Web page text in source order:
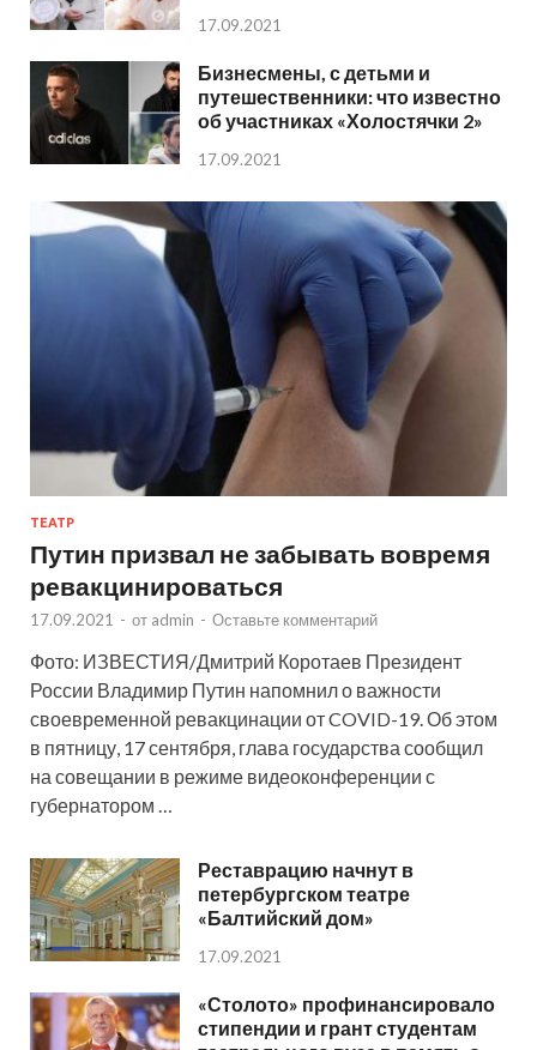
17.09.2021
Бизнесмены, с детьми и
путешественники: что известно
об участниках «Холостячки 2»
17.09.2021
ТЕАТР
Путин призвал не забывать вовремя
ревакцинироваться
17.09.2021 - от admin - Оставьте комментарий
Фото: ИЗВЕСТИЯ/Дмитрий Коротаев Президент
России Владимир Путин напомнил о важности
своевременной ревакцинации от COVID-19. Об этом
в пятницу, 17 сентября, глава государства сообщил
на совещании в режиме видеоконференции с
губернатором …
Реставрацию начнут в
петербургском театре
«Балтийский дом»
17.09.2021
«Столото» профинансировало
стипендии и грант студентам